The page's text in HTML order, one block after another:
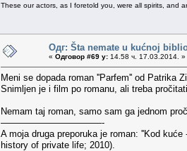
These our actors, as I foretold you, were all spirits, and
Одг: Šta nemate u kućnoj
« Одговор #69 у: 14.58 ч. 17.03.2014. »
Meni se dopada roman ''Parfem'' od Patrika
Snimljen je i film po romanu, ali treba
Nemam taj roman, samo sam ga jednom
———————————-
A moja druga preporuka je roman: ''Kod
history of private life; 2010).